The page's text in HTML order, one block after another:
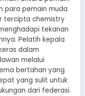
para pemain muda
tercipta chemistry
tekanan
Pelatih kepala
dalam
melalui
bertahan yang
yang sulit untuk
dari federasi